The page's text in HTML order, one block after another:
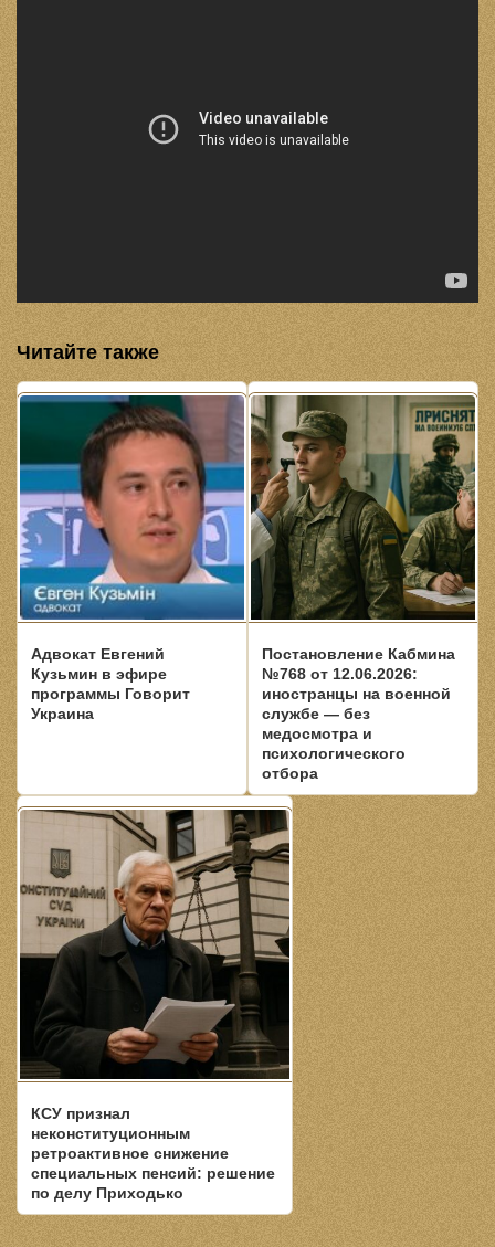
Читайте также
Адвокат Евгений
Кузьмин в эфире
программы Говорит
Украина
Постановление Кабмина
№768 от 12.06.2026:
иностранцы на военной
службе — без
медосмотра и
психологического
отбора
КСУ признал
неконституционным
ретроактивное снижение
специальных пенсий: решение
по делу Приходько